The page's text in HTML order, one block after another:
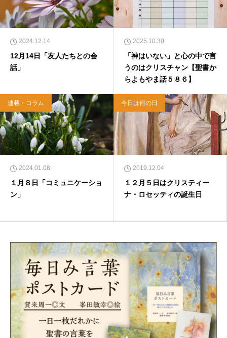
2024.12.14
12月14日「友人たちとの会
話」
2025.10.30
「神はいない」と心の中で言
うのはクリスチャン【聖書か
らよもやま話５８６】
連載・コラム
2024.01.08
１月８日「コミュニケーショ
ン」
今日は何の日
2019.12.04
１２月５日はクリスティー
ナ・ロセッティの誕生日